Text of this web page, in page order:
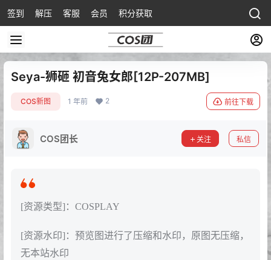
签到 解压 客服 会员 积分获取
Seya-狮砸 初音兔女郎[12P-207MB]
COS新图 1 年前 2 前往下载
COS团长 关注 私信
[资源类型]：COSPLAY
[资源水印]：预览图进行了压缩和水印，原图无压缩，
无本站水印